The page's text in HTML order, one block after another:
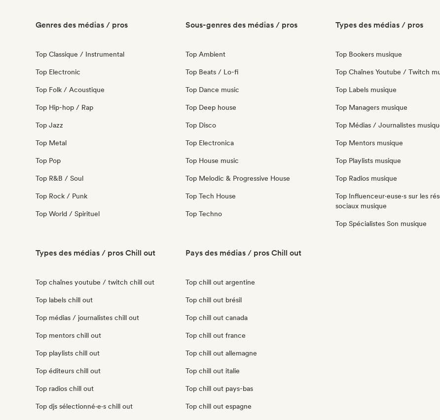
Genres des médias / pros
Top Classique / Instrumental
Top Electronic
Top Folk / Acoustique
Top Hip-hop / Rap
Top Jazz
Top Metal
Top Pop
Top R&B / Soul
Top Rock / Punk
Top World / Spirituel
Sous-genres des médias / pros
Top Ambient
Top Beats / Lo-fi
Top Dance music
Top Deep house
Top Disco
Top Electronica
Top House music
Top Melodic & Progressive House
Top Tech House
Top Techno
Types des médias / pros
Top Bookers musique
Top Chaînes Youtube / Twitch
Top Labels musique
Top Managers musique
Top Médias / Journalistes
Top Mentors musique
Top Playlists musique
Top Radios musique
Top Influenceur·euse·s sur les
sociaux musique
Top Spécialistes Son musique
Types des médias / pros Chill out
Top chaînes youtube / twitch chill out
Top labels chill out
Top médias / journalistes chill out
Top mentors chill out
Top playlists chill out
Top éditeurs chill out
Top radios chill out
Top djs sélectionné·e·s chill out
Pays des médias / pros Chill out
Top chill out argentine
Top chill out brésil
Top chill out canada
Top chill out france
Top chill out allemagne
Top chill out italie
Top chill out pays-bas
Top chill out espagne